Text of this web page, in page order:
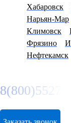
Хабаровск
Нарьян-Мар
Климовск
Фрязино
Нефтекамск